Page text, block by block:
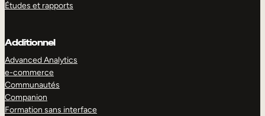
Études et rapports
Additionnel
Advanced Analytics
e-commerce
Communautés
Companion
Formation sans interface